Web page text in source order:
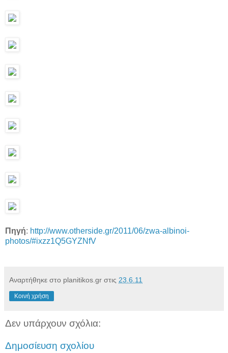
Πηγή: http://www.otherside.gr/2011/06/zwa-albinoi-
photos/#ixzz1Q5GYZNfV
Αναρτήθηκε στο planitikos.gr στις 23.6.11
Κοινή χρήση
Δεν υπάρχουν σχόλια:
Δημοσίευση σχολίου